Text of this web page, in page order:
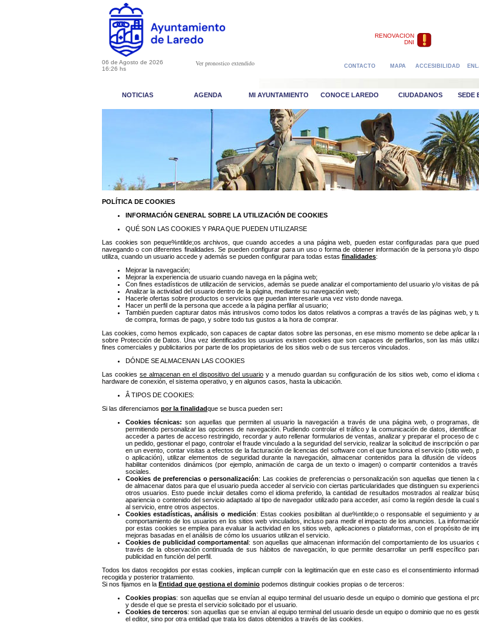
RENOVACION
DNI
06 de Agosto de 2026
16:26 hs
Ver pronostico extendido CONTACTO MAPA ACCESIBILIDAD
NOTICIAS AGENDA MI AYUNTAMIENTO CONOCE LAREDO CIUDADANOS SEDE
POLÍTICA DE COOKIES
INFORMACIÓN GENERAL SOBRE LA UTILIZACIÓN DE COOKIES
QUÉ SON LAS COOKIES Y PARA QUE PUEDEN UTILIZARSE
Las cookies son peque%ntilde;os archivos, que cuando accedes a una página web, pueden estar configuradas para que
navegando o con diferentes finalidades. Se pueden configurar para un uso o forma de obtener información de la persona y/o
utiliza, cuando un usuario accede y además se pueden configurar para todas estas finalidades:
Mejorar la navegación;
Mejorar la experiencia de usuario cuando navega en la página web;
Con fines estadísticos de utilización de servicios, además se puede analizar el comportamiento del usuario y/o visitas de
Analizar la actividad del usuario dentro de la página, mediante su navegación web;
Hacerle ofertas sobre productos o servicios que puedan interesarle una vez visto donde navega.
Hacer un perfil de la persona que accede a la página perfilar al usuario;
También pueden capturar datos más intrusivos como todos los datos relativos a compras a través de las páginas web, y
de compra, formas de pago, y sobre todo tus gustos a la hora de comprar.
Las cookies, como hemos explicado, son capaces de captar datos sobre las personas, en ese mismo momento se debe aplicar la
sobre Protección de Datos. Una vez identificados los usuarios existen cookies que son capaces de perfilarlos, son las más
fines comerciales y publicitarios por parte de los propietarios de los sitios web o de sus terceros vinculados.
DÓNDE SE ALMACENAN LAS COOKIES
Las cookies se almacenan en el dispositivo del usuarioy a menudo guardan su configuración de los sitios web, como el idioma
hardware de conexión, el sistema operativo, y en algunos casos, hasta la ubicación.
Â TIPOS DE COOKIES:
Si las diferenciamos por la finalidadque se busca pueden ser:
Cookies técnicas: son aquellas que permiten al usuario la navegación a través de una página web, o programas,
permitiendo personalizar las opciones de navegación. Pudiendo controlar el tráfico y la comunicación de datos, identificar
acceder a partes de acceso restringido, recordar y auto rellenar formularios de ventas, analizar y preparar el proceso de
un pedido, gestionar el pago, controlar el fraude vinculado a la seguridad del servicio, realizar la solicitud de inscripción o
en un evento, contar visitas a efectos de la facturación de licencias del software con el que funciona el servicio (sitio web,
o aplicación), utilizar elementos de seguridad durante la navegación, almacenar contenidos para la difusión de vídeos
habilitar contenidos dinámicos (por ejemplo, animación de carga de un texto o imagen) o compartir contenidos a
sociales.
Cookies de preferencias o personalización: Las cookies de preferencias o personalización son aquellas que tienen la
de almacenar datos para que el usuario pueda acceder al servicio con ciertas particularidades que distinguen su
otros usuarios. Esto puede incluir detalles como el idioma preferido, la cantidad de resultados mostrados al realizar
apariencia o contenido del servicio adaptado al tipo de navegador utilizado para acceder, así como la región desde la cual
al servicio, entre otros aspectos.
Cookies estadísticas, análisis o medición: Estas cookies posibilitan al due%ntilde;o o responsable el seguimiento y
comportamiento de los usuarios en los sitios web vinculados, incluso para medir el impacto de los anuncios. La
por estas cookies se emplea para evaluar la actividad en los sitios web, aplicaciones o plataformas, con el propósito de
mejoras basadas en el análisis de cómo los usuarios utilizan el servicio.
Cookies de publicidad comportamental: son aquellas que almacenan información del comportamiento de los usuarios
través de la observación continuada de sus hábitos de navegación, lo que permite desarrollar un perfil específico
publicidad en función del perfil.
Todos los datos recogidos por estas cookies, implican cumplir con la legitimación que en este caso es el consentimiento
recogida y posterior tratamiento.
Si nos fijamos en la Entidad que gestiona el dominio podemos distinguir cookies propias o de terceros:
Cookies propias: son aquellas que se envían al equipo terminal del usuario desde un equipo o dominio que gestiona el
y desde el que se presta el servicio solicitado por el usuario.
Cookies de terceros: son aquellas que se envían al equipo terminal del usuario desde un equipo o dominio que no es
el editor, sino por otra entidad que trata los datos obtenidos a través de las cookies.